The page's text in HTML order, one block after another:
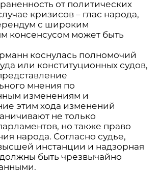
от политических
кризисов – глас народа,
с широким
консенсусом может быть
коснулась полномочий
или конституционных судов,
мнения по
изменениям и
этим хода изменений
не только
но также право
народа. Согласно судье,
инстанции и надзорная
быть чрезвычайно